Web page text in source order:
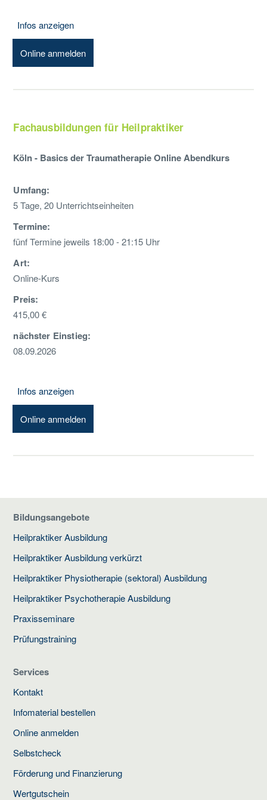
Infos anzeigen
Online anmelden
Fachausbildungen für Heilpraktiker
Köln - Basics der Traumatherapie Online Abendkurs
Umfang:
5 Tage, 20 Unterrichtseinheiten
Termine:
fünf Termine jeweils 18:00 - 21:15 Uhr
Art:
Online-Kurs
Preis:
415,00 €
nächster Einstieg:
08.09.2026
Infos anzeigen
Online anmelden
Bildungsangebote
Heilpraktiker Ausbildung
Heilpraktiker Ausbildung verkürzt
Heilpraktiker Physiotherapie (sektoral) Ausbildung
Heilpraktiker Psychotherapie Ausbildung
Praxisseminare
Prüfungstraining
Services
Kontakt
Infomaterial bestellen
Online anmelden
Selbstcheck
Förderung und Finanzierung
Wertgutschein